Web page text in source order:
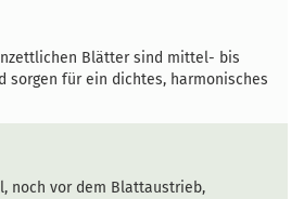
Blätter sind mittel- bis
sorgen für ein dichtes, harmonisches
noch vor dem Blattaustrieb,